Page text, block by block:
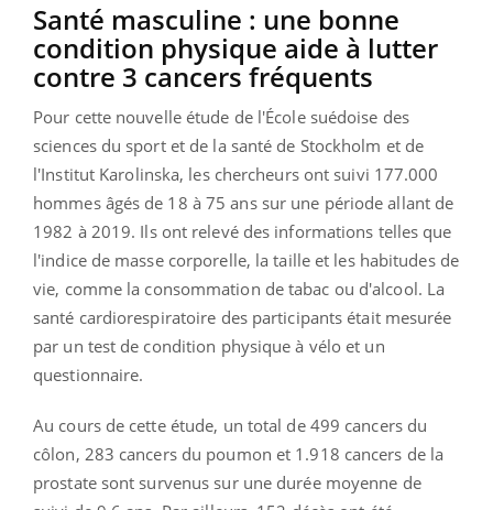
Santé masculine : une bonne
condition physique aide à lutter
contre 3 cancers fréquents
Pour cette nouvelle étude de l'École suédoise des
sciences du sport et de la santé de Stockholm et de
l'Institut Karolinska, les chercheurs ont suivi 177.000
hommes âgés de 18 à 75 ans sur une période allant de
1982 à 2019. Ils ont relevé des informations telles que
l'indice de masse corporelle, la taille et les habitudes de
vie, comme la consommation de tabac ou d'alcool. La
santé cardiorespiratoire des participants était mesurée
par un test de condition physique à vélo et un
questionnaire.
Au cours de cette étude, un total de 499 cancers du
côlon, 283 cancers du poumon et 1.918 cancers de la
prostate sont survenus sur une durée moyenne de